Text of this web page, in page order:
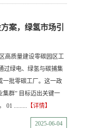
案，绿氢市场引
高质量建设零碳园区工
过绿电、绿氢与碳捕集
一批零碳工厂。这一政
集群” 目标迈出关键一
01 ......... 【详情】
2025-06-04